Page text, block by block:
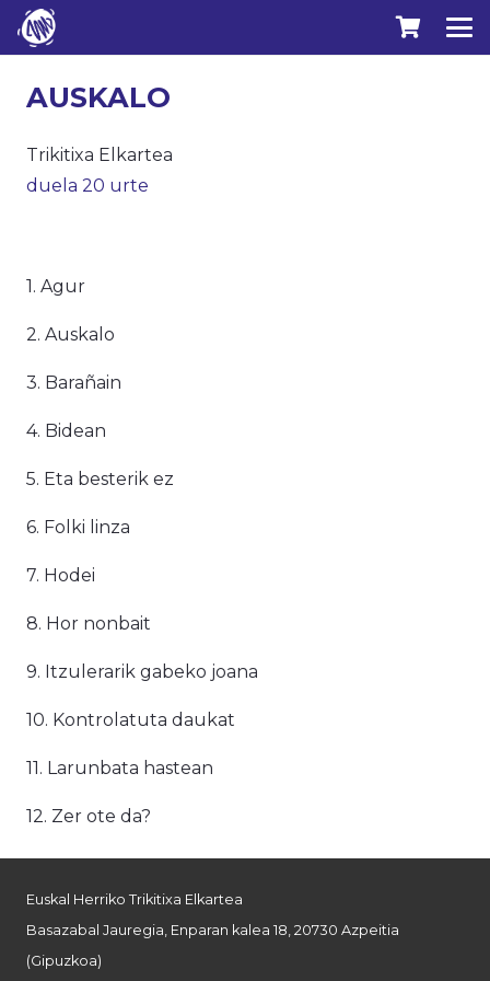
AUSKALO
Trikitixa Elkartea
duela 20 urte
1. Agur
2. Auskalo
3. Barañain
4. Bidean
5. Eta besterik ez
6. Folki linza
7. Hodei
8. Hor nonbait
9. Itzulerarik gabeko joana
10. Kontrolatuta daukat
11. Larunbata hastean
12. Zer ote da?
Euskal Herriko Trikitixa Elkartea
Basazabal Jauregia, Enparan kalea 18, 20730 Azpeitia
(Gipuzkoa)